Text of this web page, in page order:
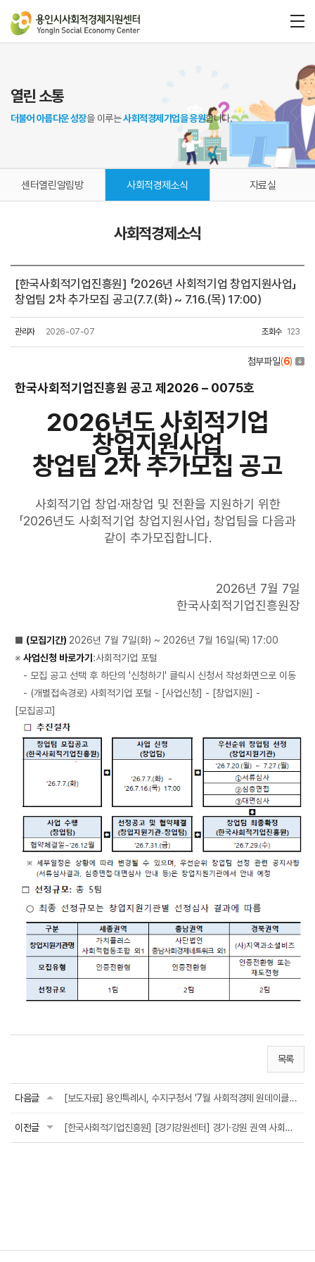
열린 소통
더불어 아름다운 성장을 이루는사회적경제기업을 응원합니다.
센터열린알림방 사회적경제소식 자료실
사회적경제소식
[한국사회적기업진흥원] 「2026년 사회적기업 창업지원사업」
창업팀 2차 추가모집 공고(7.7.(화) ~ 7.16.(목) 17:00)
관리자 2026-07-07 조회수 123
첨부파일(6)
한국사회적기업진흥원 공고 제2026 – 0075호
2026년도 사회적기업
창업지원사업
창업팀 2차 추가모집 공고
사회적기업 창업·재창업 및 전환을 지원하기 위한
「2026년도 사회적기업 창업지원사업」 창업팀을 다음과
같이 추가모집합니다.
2026년 7월 7일
한국사회적기업진흥원장
■ (모집기간) 2026년 7월 7일(화) ~ 2026년 7월 16일(목) 17:00
※ 사업신청 바로가기 :사회적기업 포털
- 모집 공고 선택 후 하단의 '신청하기' 클릭시 신청서 작성화면으로 이동
- (개별접속경로) 사회적기업 포털 - [사업신청] - [창업지원] -
[모집공고]
목록
다음글 [보도자료] 용인특례시, 수지구청서 '7월 사회적경제 원데이클래스' 개최… '가치 소비 체...
이전글 [한국사회적기업진흥원] [경기강원센터] 경기·강원 권역 사회적 가치 강화 프로그램 「SVI Plus...